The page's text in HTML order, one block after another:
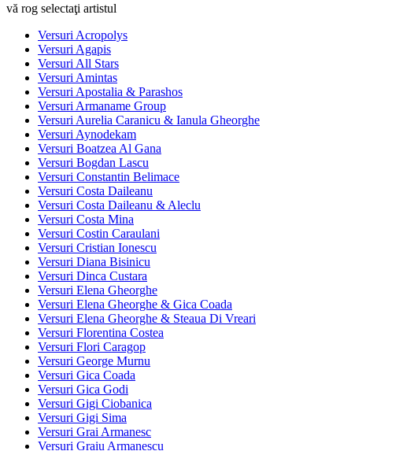
vă rog selectaţi artistul
Versuri Acropolys
Versuri Agapis
Versuri All Stars
Versuri Amintas
Versuri Apostalia & Parashos
Versuri Armaname Group
Versuri Aurelia Caranicu & Ianula Gheorghe
Versuri Aynodekam
Versuri Boatzea Al Gana
Versuri Bogdan Lascu
Versuri Constantin Belimace
Versuri Costa Daileanu
Versuri Costa Daileanu & Aleclu
Versuri Costa Mina
Versuri Costin Caraulani
Versuri Cristian Ionescu
Versuri Diana Bisinicu
Versuri Dinca Custara
Versuri Elena Gheorghe
Versuri Elena Gheorghe & Gica Coada
Versuri Elena Gheorghe & Steaua Di Vreari
Versuri Florentina Costea
Versuri Flori Caragop
Versuri George Murnu
Versuri Gica Coada
Versuri Gica Godi
Versuri Gigi Ciobanica
Versuri Gigi Sima
Versuri Grai Armanesc
Versuri Graiu Armanescu